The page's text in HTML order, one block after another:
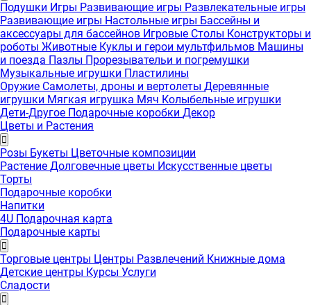
Подушки Игры Развивающие игры Развлекательные игры
Развивающие игры Настольные игры Бассейны и
аксессуары для бассейнов Игровые Столы Конструкторы и
роботы Животные Куклы и герои мультфильмов Машины
и поезда Пазлы Прорезывательи и погремушки
Музыкальные игрушки Пластилины
Оружие Самолеты, дроны и вертолеты Деревянные
игрушки Мягкая игрушка Мяч Колыбельные игрушки
Дети-Другое Подарочные коробки Декор
Цветы и Растения
Розы Букеты Цветочные композиции
Растение Долговечные цветы Искусственные цветы
Торты
Подарочные коробки
Напитки
4U Подарочная карта
Подарочные карты
Торговые центры Центры Развлечений Книжные дома
Детские центры Курсы Услуги
Сладости